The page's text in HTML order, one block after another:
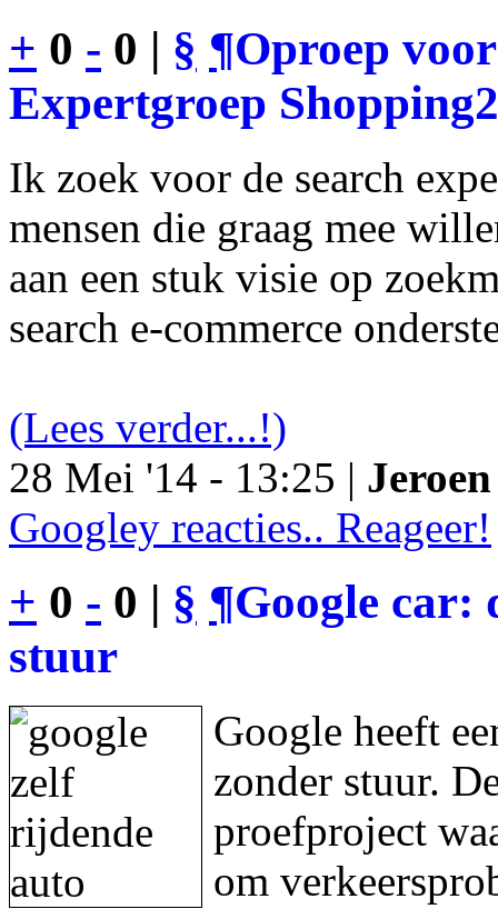
+ 0 - 0 | § ¶Oproep
Expertgroep
Ik zoek voor de search
mensen die graag mee
aan een stuk visie op
search e-commerce
(Lees verder...!)
28 Mei '14 - 13:25 |
Googley reacties.. Reageer!
+ 0 - 0 | § ¶Google car:
stuur
Google heeft
zonder stuur.
proefproject
om